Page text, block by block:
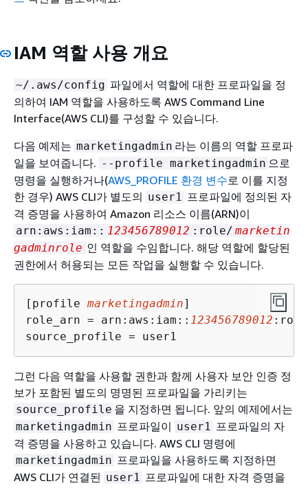
IAM 역할 사용 개요
~/.aws/config 파일에서 역할에 대한 프로파일을 정
의하여 IAM 역할을 사용하도록 AWS Command Line
Interface(AWS CLI)를 구성할 수 있습니다.
다음 예제는 marketingadmin 라는 이름의 역할 프로파
일을 보여줍니다. --profile marketingadmin 으로
명령을 실행하거나(AWS_PROFILE 환경 변수로 이를 지정
한 경우) AWS CLI가 별도의 user1 프로파일에 정의된 자
격 증명을 사용하여 Amazon 리소스 이름(ARN)이
arn:aws:iam:: 123456789012 :role/ marketin
gadminrole 인 역할을 수임합니다. 해당 역할에 할당된
권한에서 허용되는 모든 작업을 실행할 수 있습니다.
[profile marketingadmin]
role_arn = arn:aws:iam:: 123456789012
source_profile = user1
그런 다음 역할을 사용할 권한과 함께 사용자 보안 인증 정
보가 포함된 별도의 명명된 프로파일을 가리키는
source_profile 을 지정하면 됩니다. 앞의 예제에서는
marketingadmin 프로파일이 user1 프로파일의 자
격 증명을 사용하고 있습니다. AWS CLI 명령에
marketingadmin 프로파일을 사용하도록 지정하면
AWS CLI가 연결된 user1 프로파일에 대한 자격 증명을